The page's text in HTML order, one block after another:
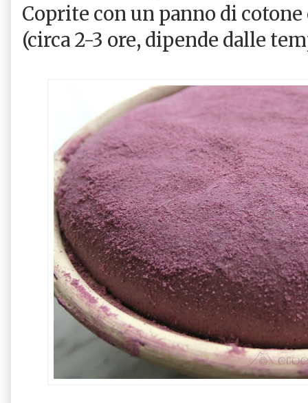
Coprite con un panno di
(circa 2-3 ore, dipende dalle